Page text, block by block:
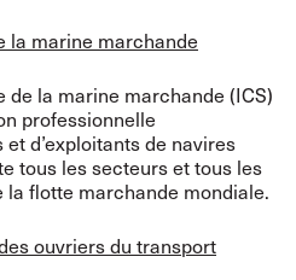
la marine marchande
de la marine marchande (ICS)
professionnelle
d’exploitants de navires
tous les secteurs et tous les
la flotte marchande mondiale.
ouvriers du transport